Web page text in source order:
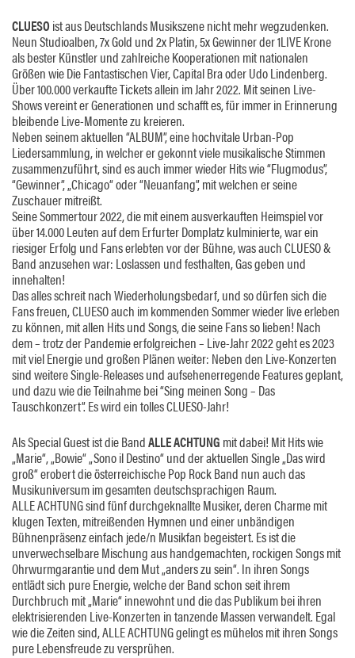
CLUESO ist aus Deutschlands Musikszene nicht mehr wegzudenken.
Neun Studioalben, 7x Gold und 2x Platin, 5x Gewinner der 1LIVE Krone
als bester Künstler und zahlreiche Kooperationen mit nationalen
Größen wie Die Fantastischen Vier, Capital Bra oder Udo Lindenberg.
Über 100.000 verkaufte Tickets allein im Jahr 2022. Mit seinen Live-
Shows vereint er Generationen und schafft es, für immer in Erinnerung
bleibende Live-Momente zu kreieren.
Neben seinem aktuellen “ALBUM”, eine hochvitale Urban-Pop
Liedersammlung, in welcher er gekonnt viele musikalische Stimmen
zusammenzuführt, sind es auch immer wieder Hits wie “Flugmodus”,
“Gewinner”, „Chicago“ oder “Neuanfang”, mit welchen er seine
Zuschauer mitreißt.
Seine Sommertour 2022, die mit einem ausverkauften Heimspiel vor
über 14.000 Leuten auf dem Erfurter Domplatz kulminierte, war ein
riesiger Erfolg und Fans erlebten vor der Bühne, was auch CLUESO &
Band anzusehen war: Loslassen und festhalten, Gas geben und
innehalten!
Das alles schreit nach Wiederholungsbedarf, und so dürfen sich die
Fans freuen, CLUESO auch im kommenden Sommer wieder live erleben
zu können, mit allen Hits und Songs, die seine Fans so lieben! Nach
dem – trotz der Pandemie erfolgreichen – Live-Jahr 2022 geht es 2023
mit viel Energie und großen Plänen weiter: Neben den Live-Konzerten
sind weitere Single-Releases und aufsehenerregende Features geplant,
und dazu wie die Teilnahme bei “Sing meinen Song – Das
Tauschkonzert”. Es wird ein tolles CLUESO-Jahr!
Als Special Guest ist die BandALLE ACHTUNG mit dabei! Mit Hits wie
„Marie“, „Bowie“ „Sono il Destino“ und der aktuellen Single „Das wird
groß“ erobert die österreichische Pop Rock Band nun auch das
Musikuniversum im gesamten deutschsprachigen Raum.
ALLE ACHTUNG sind fünf durchgeknallte Musiker, deren Charme mit
klugen Texten, mitreißenden Hymnen und einer unbändigen
Bühnenpräsenz einfach jede/n Musikfan begeistert. Es ist die
unverwechselbare Mischung aus handgemachten, rockigen Songs mit
Ohrwurmgarantie und dem Mut „anders zu sein“. In ihren Songs
entlädt sich pure Energie, welche der Band schon seit ihrem
Durchbruch mit „Marie“ innewohnt und die das Publikum bei ihren
elektrisierenden Live-Konzerten in tanzende Massen verwandelt. Egal
wie die Zeiten sind, ALLE ACHTUNG gelingt es mühelos mit ihren Songs
pure Lebensfreude zu versprühen.